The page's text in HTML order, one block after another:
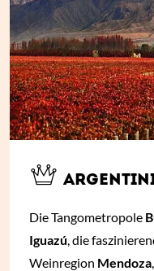
Die Tangometropole
Iguazú, die
Weinregion Mendoza